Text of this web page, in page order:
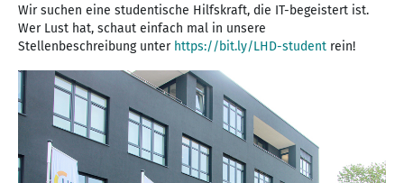
Wir suchen eine studentische Hilfskraft, die IT-begeistert ist.
Wer Lust hat, schaut einfach mal in unsere
Stellenbeschreibung unter https://bit.ly/LHD-student rein!